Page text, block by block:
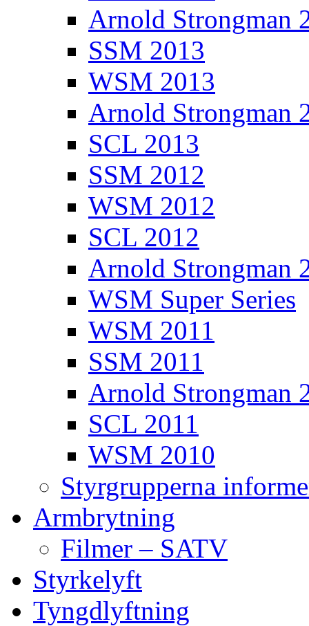
Arnold Strongman
SSM 2013
WSM 2013
Arnold Strongman
SCL 2013
SSM 2012
WSM 2012
SCL 2012
Arnold Strongman
WSM Super Series
WSM 2011
SSM 2011
Arnold Strongman
SCL 2011
WSM 2010
Styrgrupperna
Armbrytning
Filmer – SATV
Styrkelyft
Tyngdlyftning